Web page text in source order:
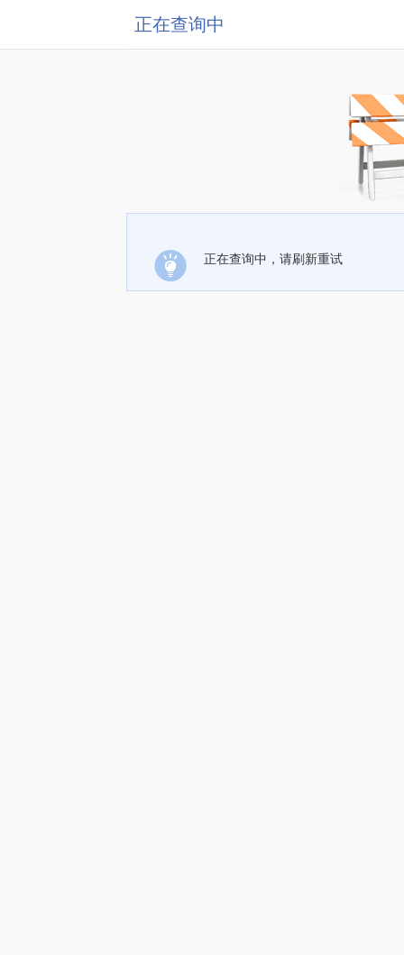
正在查询中
正在查询中，请刷新重试